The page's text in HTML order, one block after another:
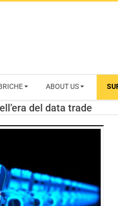
ABOUT US
del data trade